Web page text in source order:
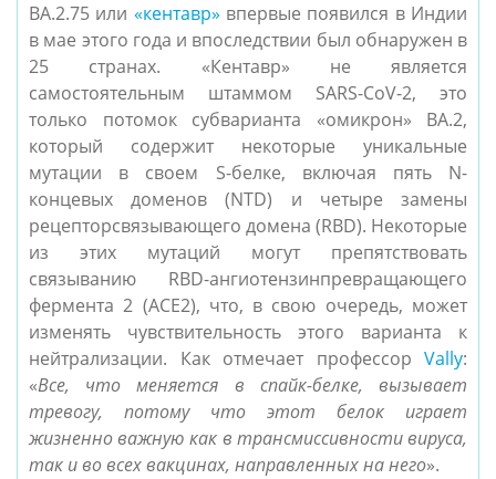
BA.2.75 или «кентавр» впервые появился в Индии
в мае этого года и впоследствии был обнаружен в
25 странах. «Кентавр» не является
самостоятельным штаммом SARS-CoV-2, это
только потомок субварианта «омикрон» BA.2,
который содержит некоторые уникальные
мутации в своем S-белке, включая пять N-
концевых доменов (NTD) и четыре замены
рецепторсвязывающего домена (RBD). Некоторые
из этих мутаций могут препятствовать
связыванию RBD-ангиотензинпревращающего
фермента 2 (ACE2), что, в свою очередь, может
изменять чувствительность этого варианта к
нейтрализации. Как отмечает профессор Vally:
«Все, что меняется в спайк-белке, вызывает
тревогу, потому что этот белок играет
жизненно важную как в трансмиссивности вируса,
так и во всех вакцинах, направленных на него».